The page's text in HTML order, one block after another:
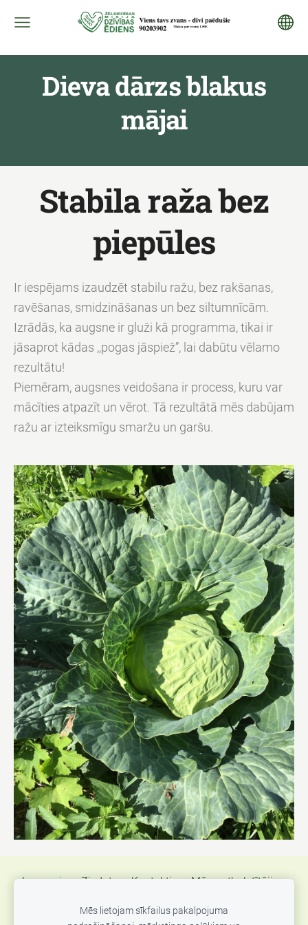
Dieva dārzs blakus
mājai
Stabila raža bez
piepūles
Ir iespējams izaudzēt stabilu ražu, bez rakšanas,
ravēšanas, smidzināšanas un bez siltumnīcām.
Izrādās, ka augsne ir gluži kā programma, tikai ir
jāsaprot kādas ,,pogas jāspiež”, lai dabūtu vēlamo
rezultātu!
Piemēram, augsnes veidošana ir process, kuru var
mācīties atpazīt un vērot. Tā rezultātā mēs dabūjam
ražu ar izteiksmīgu smaržu un garšu.
Jaunumi Ziedot Kontakti
Mūsu atbalstītāji
Atsauksmes
Atbalsts Ukrainas kara bēgļiem
Mēs lietojam sīkfailus pakalpojuma